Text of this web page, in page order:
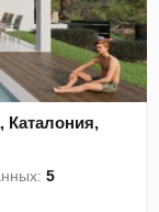
Каталония,
5